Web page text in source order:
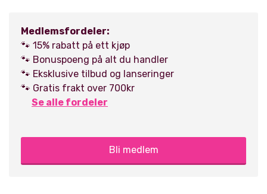
Medlemsfordeler:
🐾 15% rabatt på ett kjøp
🐾 Bonuspoeng på alt du handler
🐾 Eksklusive tilbud og lanseringer
🐾 Gratis frakt over 700kr
Se alle fordeler
Bli medlem